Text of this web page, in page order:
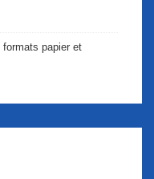
formats papier et